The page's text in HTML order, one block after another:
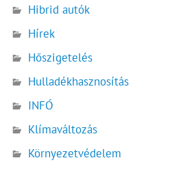
Hibrid autók
Hírek
Hőszigetelés
Hulladékhasznosítás
INFÓ
Klímaváltozás
Környezetvédelem